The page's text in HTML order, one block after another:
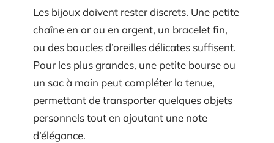
Les bijoux doivent rester discrets. Une petite
chaîne en or ou en argent, un bracelet fin,
ou des boucles d’oreilles délicates suffisent.
Pour les plus grandes, une petite bourse ou
un sac à main peut compléter la tenue,
permettant de transporter quelques objets
personnels tout en ajoutant une note
d’élégance.